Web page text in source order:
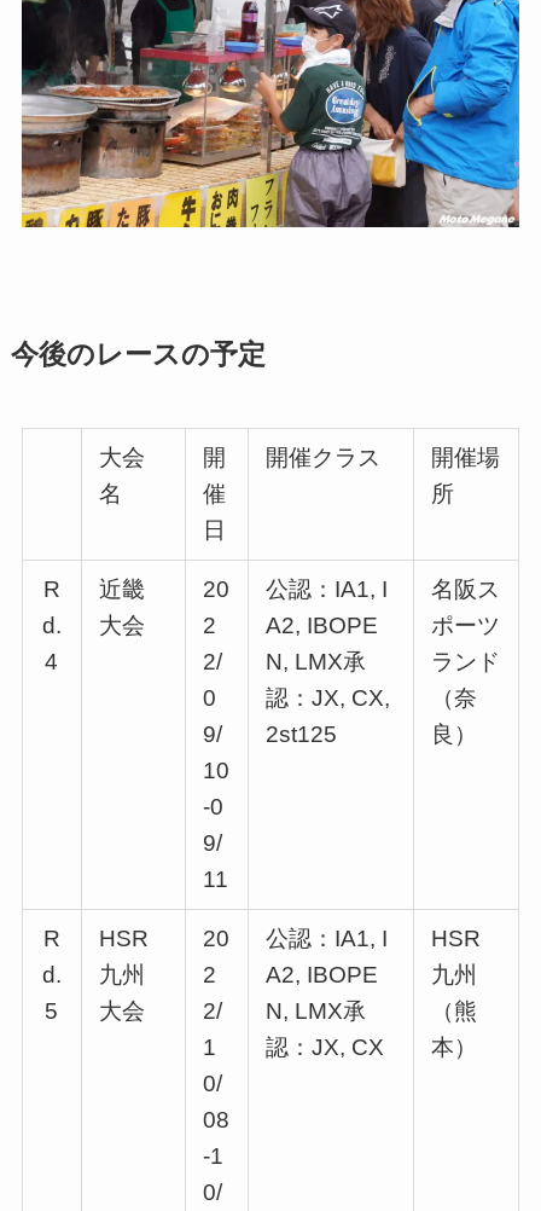
今後のレースの予定
大会
名
開
催
日
開催クラス
開催場
所
R
d.
4
近畿
大会
20
2
2/
0
9/
10
-0
9/
11
公認：IA1, I
A2, IBOPE
N, LMX承
認：JX, CX,
2st125
名阪ス
ポーツ
ランド
（奈
良）
R
d.
5
HSR
九州
大会
20
2
2/
1
0/
08
-1
0/
公認：IA1, I
A2, IBOPE
N, LMX承
認：JX, CX
HSR
九州
（熊
本）